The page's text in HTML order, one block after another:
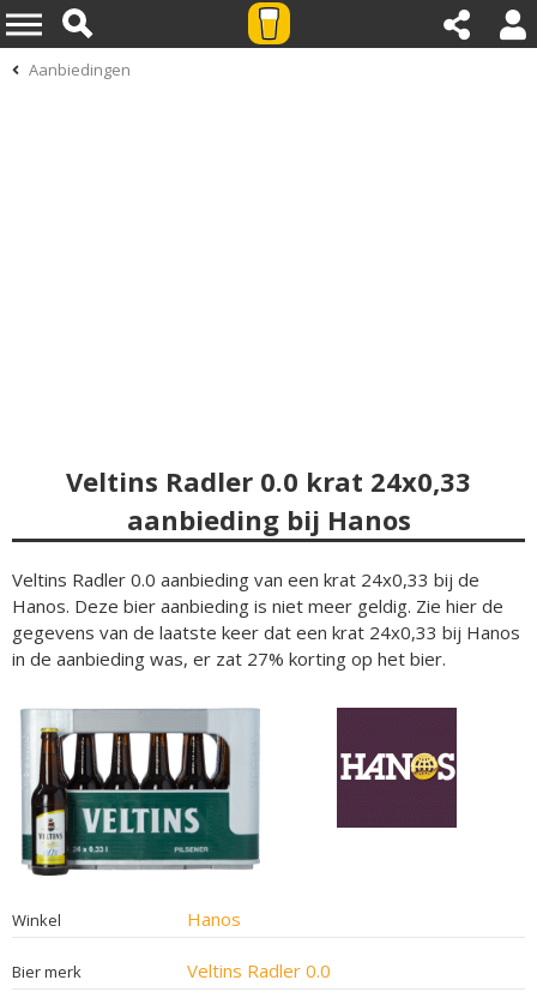
Aanbiedingen
Veltins Radler 0.0 krat 24x0,33
aanbieding bij Hanos
Veltins Radler 0.0 aanbieding van een krat 24x0,33 bij de
Hanos. Deze bier aanbieding is niet meer geldig. Zie hier de
gegevens van de laatste keer dat een krat 24x0,33 bij Hanos
in de aanbieding was, er zat 27% korting op het bier.
Winkel Hanos
Bier merk Veltins Radler 0.0